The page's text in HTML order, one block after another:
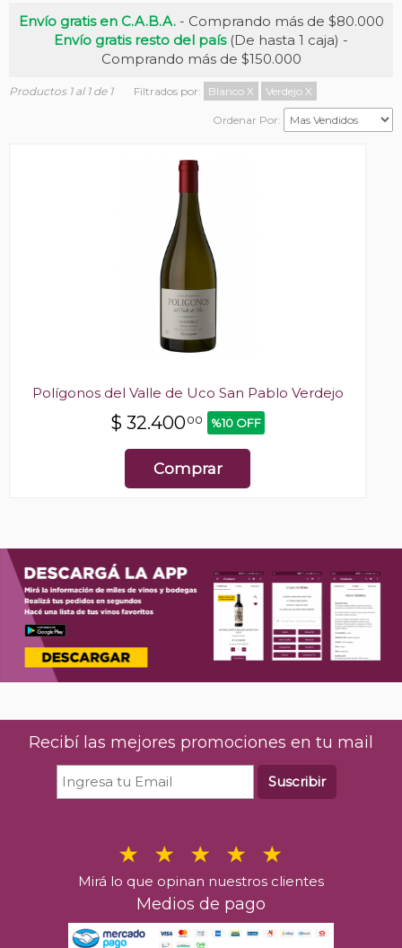
Envío gratis en C.A.B.A.- Comprando más de $80.000
Envío gratis resto del país(De hasta 1 caja) -
Comprando más de $150.000
Productos 1 al 1 de 1 Filtrados por: Blanco X Verdejo X
Ordenar Por:
Polígonos del Valle de Uco San Pablo Verdejo
$ 32.40000 %10 OFF
Comprar
Recibí las mejores promociones en tu mail
Suscribir
Mirá lo que opinan nuestros clientes
Medios de pago